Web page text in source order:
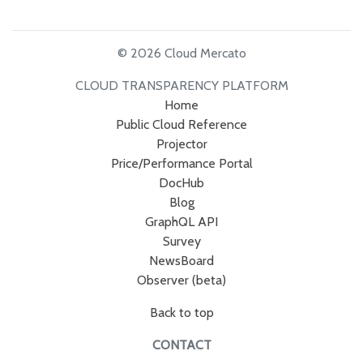
© 2026 Cloud Mercato
CLOUD TRANSPARENCY PLATFORM
Home
Public Cloud Reference
Projector
Price/Performance Portal
DocHub
Blog
GraphQL API
Survey
NewsBoard
Observer (beta)
Back to top
CONTACT